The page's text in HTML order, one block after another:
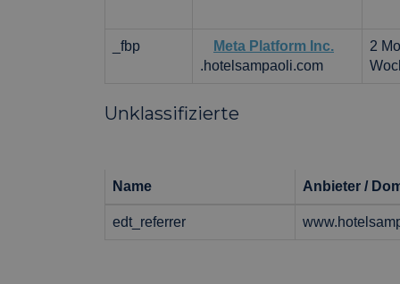
_fbp
Meta Platform Inc.
.hotelsampaoli.com
2
Unklassifizierte
Name Anbieter /
edt_referrer